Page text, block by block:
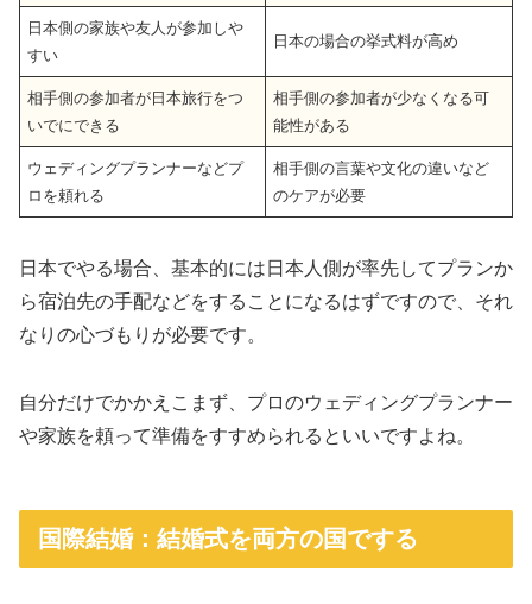
日本側の家族や友人が参加しや
すい
日本の場合の挙式料が高め
相手側の参加者が日本旅行をつ
いでにできる
相手側の参加者が少なくなる可
能性がある
ウェディングプランナーなどプ
ロを頼れる
相手側の言葉や文化の違いなど
のケアが必要
日本でやる場合、基本的には日本人側が率先してプランか
ら宿泊先の手配などをすることになるはずですので、それ
なりの心づもりが必要です。
自分だけでかかえこまず、プロのウェディングプランナー
や家族を頼って準備をすすめられるといいですよね。
国際結婚：結婚式を両方の国でする